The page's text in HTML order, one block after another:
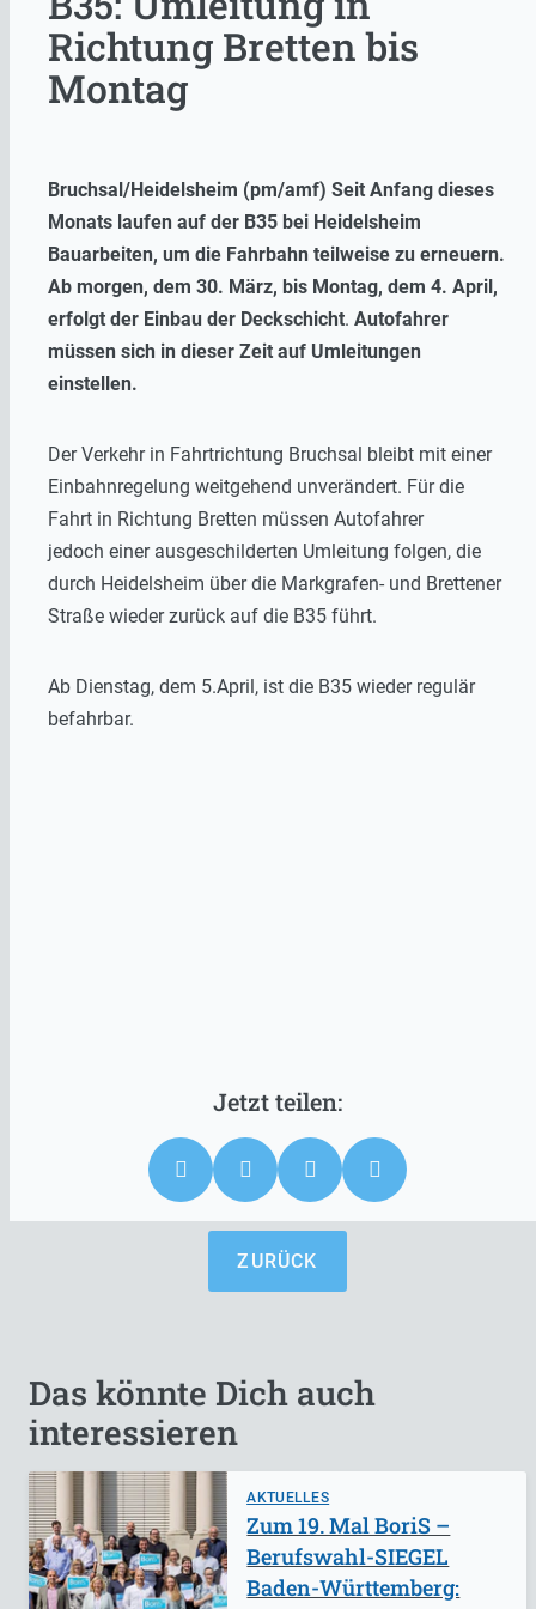
Richtung Bretten bis
Montag
Bruchsal/Heidelsheim (pm/amf) Seit Anfang dieses
Monats laufen auf der B35 bei Heidelsheim
Bauarbeiten, um die Fahrbahn teilweise zu erneuern.
Ab morgen, dem 30. März, bis Montag, dem 4. April,
erfolgt der Einbau der Deckschicht. Autofahrer
müssen sich in dieser Zeit auf Umleitungen
einstellen.
Der Verkehr in Fahrtrichtung Bruchsal bleibt mit einer
Einbahnregelung weitgehend unverändert. Für die
Fahrt in Richtung Bretten müssen Autofahrer
jedoch einer ausgeschilderten Umleitung folgen, die
durch Heidelsheim über die Markgrafen- und Brettener
Straße wieder zurück auf die B35 führt.
Ab Dienstag, dem 5.April, ist die B35 wieder regulär
befahrbar.
ZURÜCK
Das könnte Dich auch
interessieren
AKTUELLES
Zum 19. Mal BoriS –
Berufswahl-SIEGEL
Baden-Württemberg: